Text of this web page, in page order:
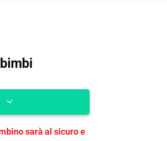
sarà al sicuro e